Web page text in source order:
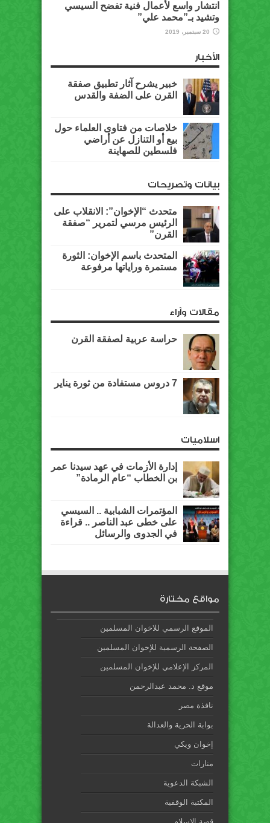
انتشار واسع لأعمال فنية تفضح السيسي
وتشيد بـ”محمد علي”
20 سبتمبر، 2019
الأخبار
خبير يشرح آثار تطبيق صفقة
القرن على الضفة والقدس
خلاصات من فتاوى العلماء حول
بيع أو التنازل عن أراضي
فلسطين للصهاينة
بيانات وتصريحات
متحدث “الإخوان”: الانقلاب على
الرئيس مرسي لتمرير “صفقة
القرن”
المتحدث باسم الإخوان: الثورة
مستمرة وراياتها مرفوعة
مقالات وآراء
حراسة عربية لصفقة القرن
7 دروس مستفادة من ثورة يناير
اسلاميات
إدارة الأزمات في عهد سيدنا عمر
بن الخطاب “عام الرمادة”
المؤتمرات الشبابية .. السيسي
على خطى عبد الناصر .. قراءة
في الجدوى والرسائل
مواقع مختارة
الموقع الرسمي للاخوان المسلمين
الصفحة الرسمية للإخوان المسلمين
المركز الإعلامي للإخوان المسلمين
موقع د. محمد عبدالرحمن
نافذة مصر
بوابة الحرية والعدالة
إخوان ويكي
منارات
الشبكة الدعوية
المكتبة الوقفية